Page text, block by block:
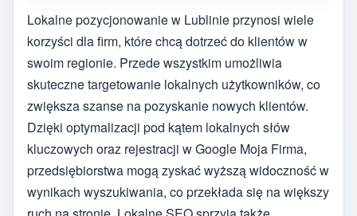
Lokalne pozycjonowanie w Lublinie przynosi wiele
korzyści dla firm, które chcą dotrzeć do klientów w
swoim regionie. Przede wszystkim umożliwia
skuteczne targetowanie lokalnych użytkowników, co
zwiększa szanse na pozyskanie nowych klientów.
Dzięki optymalizacji pod kątem lokalnych słów
kluczowych oraz rejestracji w Google Moja Firma,
przedsiębiorstwa mogą zyskać wyższą widoczność w
wynikach wyszukiwania, co przekłada się na większy